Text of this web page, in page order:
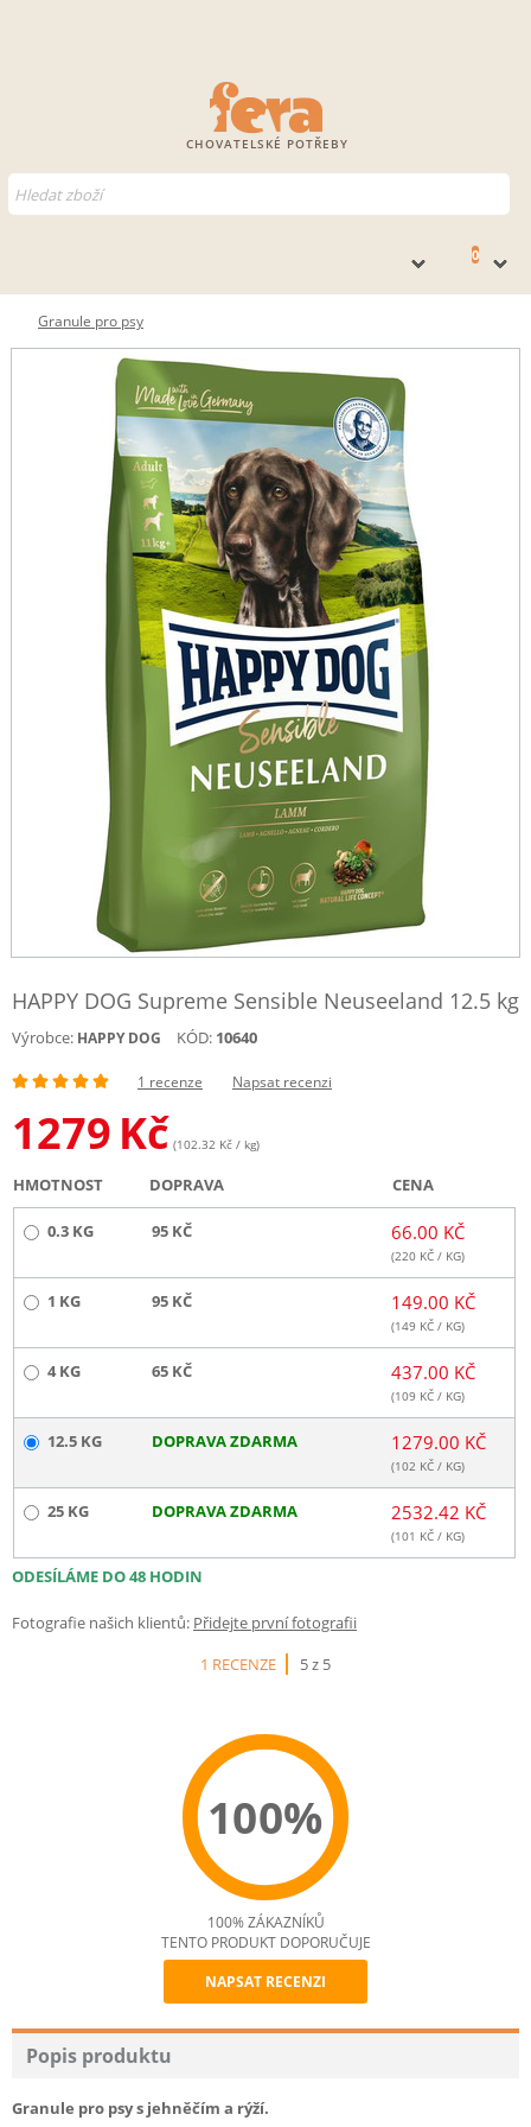
CHOVATELSKÉ POTŘEBY
0
Granule pro psy
HAPPY DOG Supreme Sensible Neuseeland 12.5 kg
Výrobce: HAPPY DOG KÓD: 10640
1 recenze Napsat recenzi
1279 Kč (102.32 Kč / kg)
HMOTNOST DOPRAVA CENA
0.3 KG 95 KČ 66.00 KČ
(220 KČ / KG)
1 KG 95 KČ 149.00 KČ
(149 KČ / KG)
4 KG 65 KČ 437.00 KČ
(109 KČ / KG)
12.5 KG DOPRAVA ZDARMA 1279.00 KČ
(102 KČ / KG)
25 KG DOPRAVA ZDARMA 2532.42 KČ
(101 KČ / KG)
ODESÍLÁME DO 48 HODIN
Fotografie našich klientů: Přidejte první fotografii
1 RECENZE
5 z 5
100%
Recommend
100% ZÁKAZNÍKŮ
TENTO PRODUKT DOPORUČUJE
NAPSAT RECENZI
Popis produktu
Granule pro psy s jehněčím a rýží.